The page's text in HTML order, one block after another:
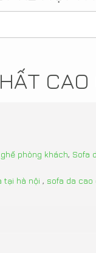
CAO
phòng khách, Sofa
tại hà nội , sofa da cao